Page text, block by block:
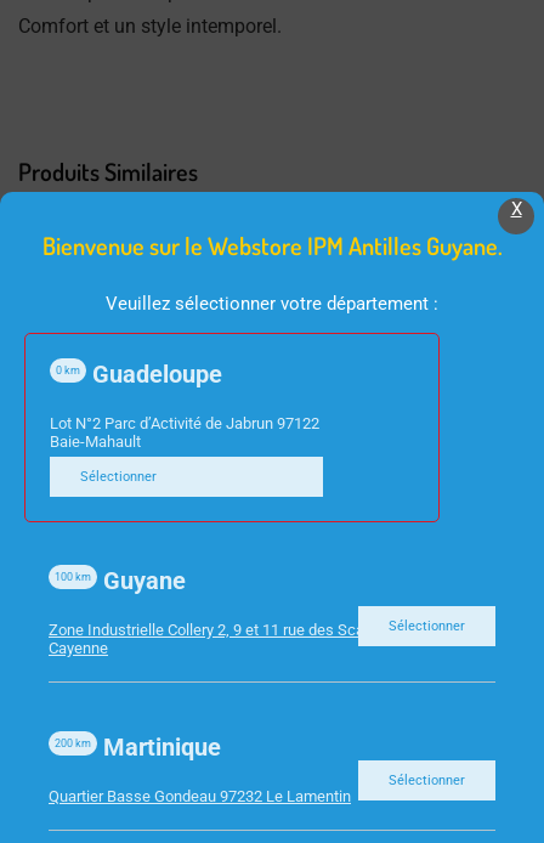
Comfort et un style intemporel.
Produits Similaires
INFORMATIQUE
TABLETTE RESERVE
LENOVO 9″ M9
ZAC30123SE
420W WIFI/ BT DTS
X
Bienvenue sur le Webstore IPM Antilles Guyane.
Veuillez sélectionner votre département :
Guadeloupe
0 km
Lot N°2 Parc d’Activité de Jabrun 97122
Baie-Mahault
Sélectionner
Guyane
100 km
Zone Industrielle Collery 2, 9 et 11 rue des Scarabees 97300
Cayenne
Sélectionner
Martinique
200 km
Quartier Basse Gondeau 97232 Le Lamentin
Sélectionner